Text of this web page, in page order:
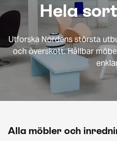
Hela
Utforska Nordens största
och överskott. Hållbar
Alla möbler och